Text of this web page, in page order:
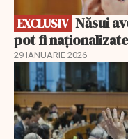
EXCLUSIV
pot fi
29 IANUARIE 2026